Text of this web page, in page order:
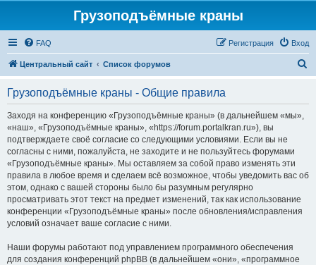
Грузоподъёмные краны
FAQ Вход
Регистрация
Центральный сайт Список форумов
Грузоподъёмные краны - Общие правила
Заходя на конференцию «Грузоподъёмные краны» (в дальнейшем «мы»,
«наш», «Грузоподъёмные краны», «https://forum.portalkran.ru»), вы
подтверждаете своё согласие со следующими условиями. Если вы не
согласны с ними, пожалуйста, не заходите и не пользуйтесь форумами
«Грузоподъёмные краны». Мы оставляем за собой право изменять эти
правила в любое время и сделаем всё возможное, чтобы уведомить вас об
этом, однако с вашей стороны было бы разумным регулярно
просматривать этот текст на предмет изменений, так как использование
конференции «Грузоподъёмные краны» после обновления/исправления
условий означает ваше согласие с ними.
Наши форумы работают под управлением программного обеспечения
для создания конференций phpBB (в дальнейшем «они», «программное